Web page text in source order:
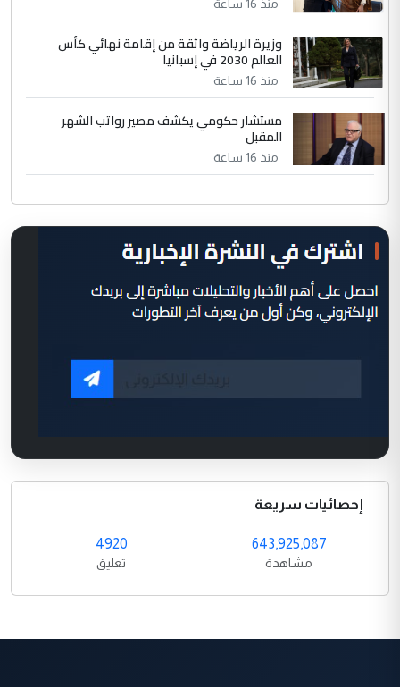
منذ 16 ساعة
وزيرة الرياضة واثقة من إقامة نهائي كأس
العالم 2030 في إسبانيا
منذ 16 ساعة
مستشار حكومي يكشف مصير رواتب الشهر
المقبل
منذ 16 ساعة
إحصائيات سريعة
643,925,087
مشاهدة
4920
تعليق